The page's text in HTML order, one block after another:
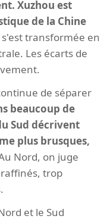
Xuzhou est
de la Chine
transformée en
Les écarts de
de séparer
beaucoup de
Sud décrivent
plus brusques,
Nord, on juge
trop
et le Sud